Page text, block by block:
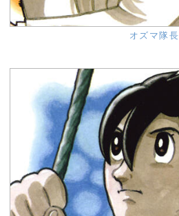
オズマ隊長